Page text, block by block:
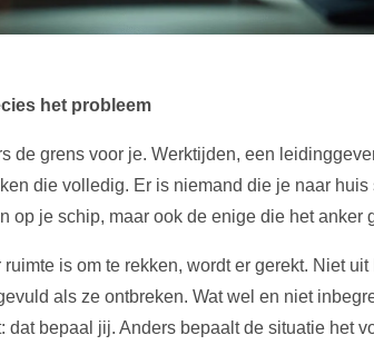
het probleem
de grens voor je. Werktijden, een
die volledig. Er is niemand die je naar huis
op je schip, maar ook de enige die het anker
is om te rekken, wordt er gerekt. Niet
als ze ontbreken. Wat wel en niet
dat bepaal jij. Anders bepaalt de situatie het